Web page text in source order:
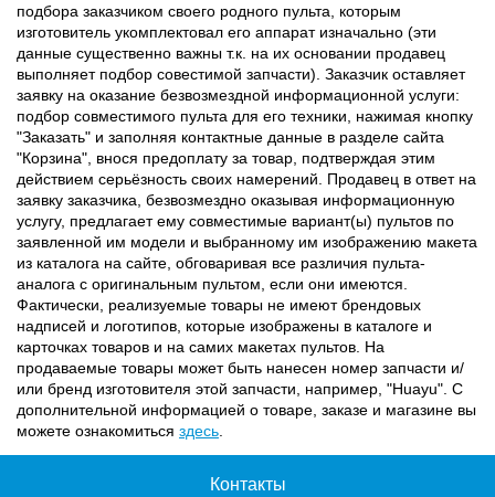
подбора заказчиком своего родного пульта, которым
изготовитель укомплектовал его аппарат изначально (эти
данные существенно важны т.к. на их основании продавец
выполняет подбор совестимой запчасти). Заказчик оставляет
заявку на оказание безвозмездной информационной услуги:
подбор совместимого пульта для его техники, нажимая кнопку
"Заказать" и заполняя контактные данные в разделе сайта
"Корзина", внося предоплату за товар, подтверждая этим
действием серьёзность своих намерений. Продавец в ответ на
заявку заказчика, безвозмездно оказывая информационную
услугу, предлагает ему совместимые вариант(ы) пультов по
заявленной им модели и выбранному им изображению макета
из каталога на сайте, обговаривая все различия пульта-
аналога с оригинальным пультом, если они имеются.
Фактически, реализуемые товары не имеют брендовых
надписей и логотипов, которые изображены в каталоге и
карточках товаров и на самих макетах пультов. На
продаваемые товары может быть нанесен номер запчасти и/
или бренд изготовителя этой запчасти, например, "Huayu". С
дополнительной информацией о товаре, заказе и магазине вы
можете ознакомиться здесь
Контакты